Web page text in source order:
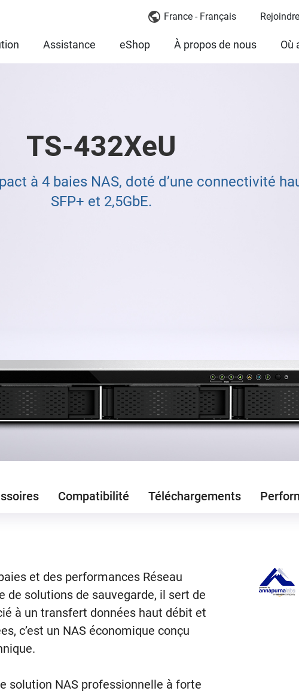
France - Français
Assistance eShop À propos de nous Où
TS-432XeU
à 4 baies NAS, doté d’une connectivité
SFP+ et 2,5GbE.
Compatibilité Téléchargements
et des performances Réseau
de solutions de sauvegarde, il sert de
à un transfert données haut débit et
c’est un NAS économique conçu
solution NAS professionnelle à forte